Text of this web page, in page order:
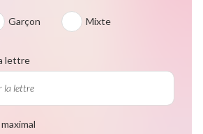
Garçon Mixte
lettre